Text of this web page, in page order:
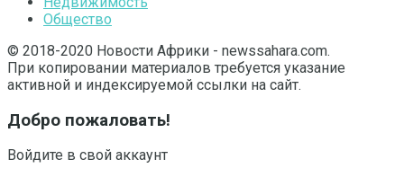
Общество
© 2018-2020 Новости Африки - newssahara.com.
При копировании материалов требуется указание
активной и индексируемой ссылки на сайт.
Добро пожаловать!
Войдите в свой аккаунт